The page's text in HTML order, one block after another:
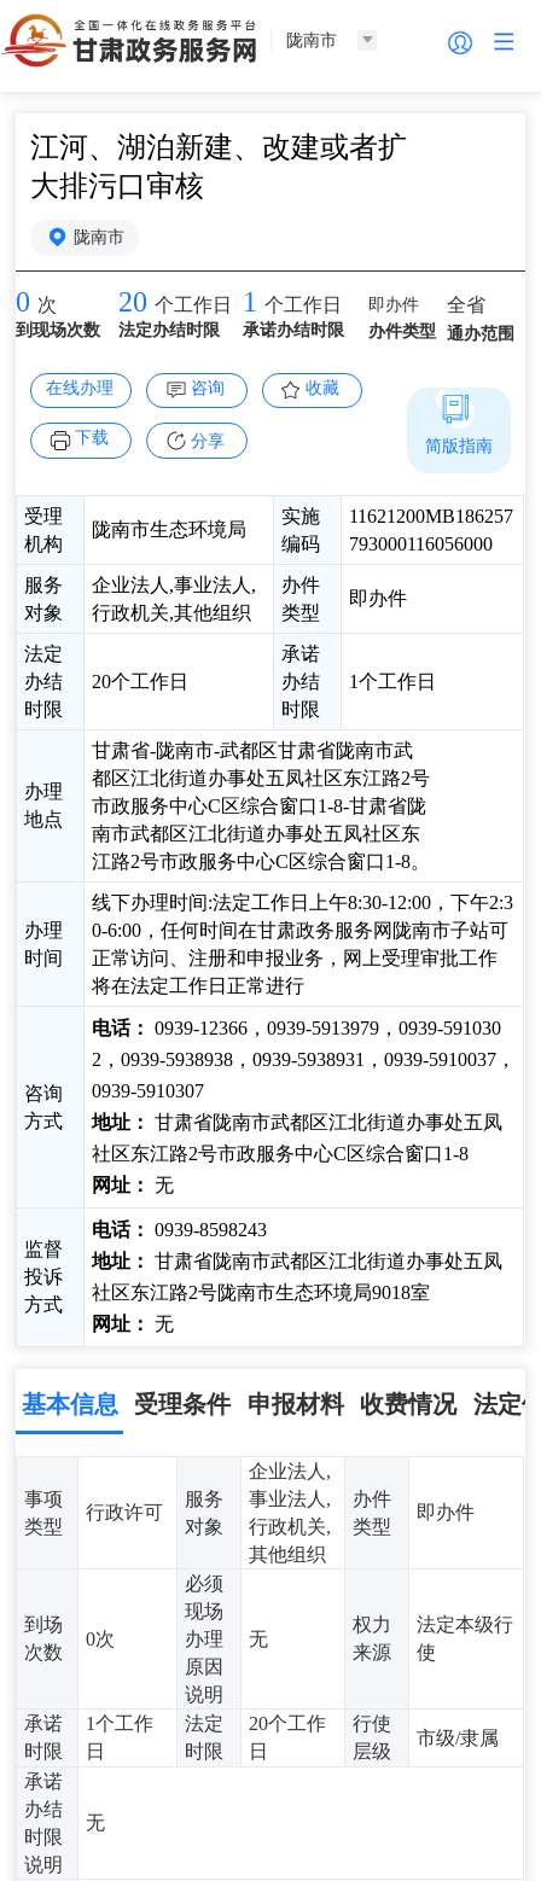
陇南市
江河、湖泊新建、改建或者扩
大排污口审核
陇南市
0 次
到现场次数
20 个工作日
法定办结时限
1 个工作日
承诺办结时限
即办件
办件类型
全省
通办范围
在线办理 咨询 收藏
下载 分享
受理
机构
陇南市生态环境局
实施
编码
11621200MB186257
793000116056000
服务
对象
企业法人,事业法人,
行政机关,其他组织
办件
类型
即办件
法定
办结
时限
20个工作日
承诺
办结
时限
1个工作日
办理
地点
甘肃省-陇南市-武都区甘肃省陇南市武
都区江北街道办事处五凤社区东江路2号
市政服务中心C区综合窗口1-8-甘肃省陇
南市武都区江北街道办事处五凤社区东
江路2号市政服务中心C区综合窗口1-8。
办理
时间
线下办理时间:法定工作日上午8:30-12:00，下午2:3
0-6:00，任何时间在甘肃政务服务网陇南市子站可
正常访问、注册和申报业务，网上受理审批工作
将在法定工作日正常进行
咨询
方式
电话： 0939-12366，0939-5913979，0939-591030
2，0939-5938938，0939-5938931，0939-5910037，
0939-5910307
地址： 甘肃省陇南市武都区江北街道办事处五凤
社区东江路2号市政服务中心C区综合窗口1-8
网址： 无
监督
投诉
方式
电话： 0939-8598243
地址： 甘肃省陇南市武都区江北街道办事处五凤
社区东江路2号陇南市生态环境局9018室
网址： 无
简版指南
基本信息 受理条件 申报材料 收费情况 法定
事项
类型
行政许可
服务
对象
企业法人,
事业法人,
行政机关,
其他组织
办件
类型
即办件
到场
次数
0次
必须
现场
办理
原因
说明
无
权力
来源
法定本级行
使
承诺
时限
1个工作
日
法定
时限
20个工作
日
行使
层级
市级/隶属
承诺
办结
时限
说明
无